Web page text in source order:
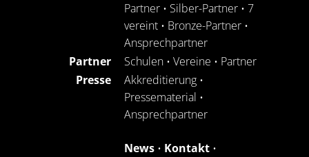
Partner • Silber-Partner • 7
vereint • Bronze-Partner •
Ansprechpartner
Partner
Schulen • Vereine • Partner
Presse
Akkreditierung •
Pressematerial •
Ansprechpartner
News • Kontakt •